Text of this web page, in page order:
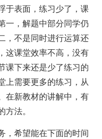
于表面，练习少了，课
一，解题中部分同学仍
，不是同时进行运算还
这课堂效率不高，没有
课下来还是少了练习的
上需要更多的练习，从
在新教材的讲解中，有
方法。
希望能在下面的时间